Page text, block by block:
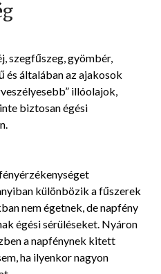
szegfűszeg, gyömbér,
általában az ajakosok
illóolajok,
biztosan égési
különbözik a fűszerek
nem égetnek, de napfény
égési sérüléseket. Nyáron
a napfénynek kitett
ha ilyenkor nagyon